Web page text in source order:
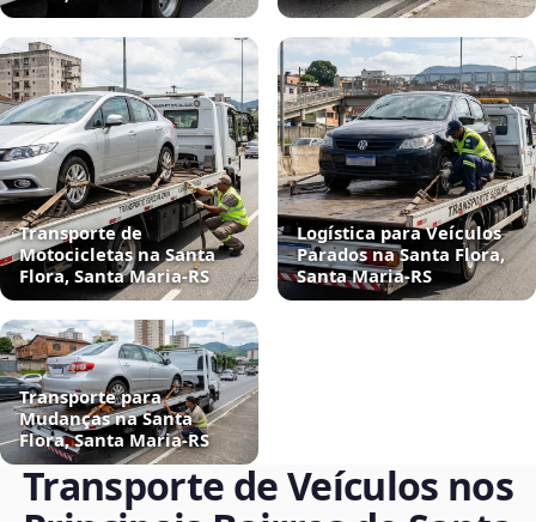
Transporte de
Motocicletas na Santa
Flora, Santa Maria‑RS
Logística para Veículos
Parados na Santa Flora,
Santa Maria‑RS
Transporte para
Mudanças na Santa
Flora, Santa Maria‑RS
Transporte de Veículos nos